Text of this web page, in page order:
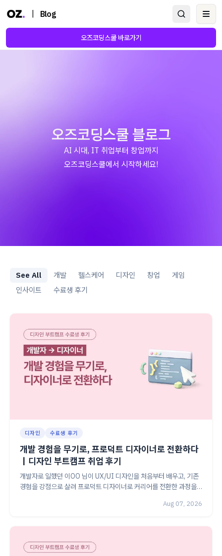
Blog
오즈코딩스쿨 바로가기
오즈코딩스쿨 블로그
AI 시대, IT 취업부터 창업까지
오즈코딩스쿨에서 시작하세요!
See All 개발 헬스케어 디자인 창업
게임
인사이트
수료생 후기
디자인 수료생 후기
개발 경험을 무기로, 프로덕트 디자이너로 전환하다
｜디자인 부트캠프 취업 후기
개발자로 일했던 이OO 님이 UX/UI 디자인을 처음부터 배우고, 기존
경험을 강점으로 살려 프로덕트 디자이너로 커리어를 전환한 과정을
Aug 07, 2026